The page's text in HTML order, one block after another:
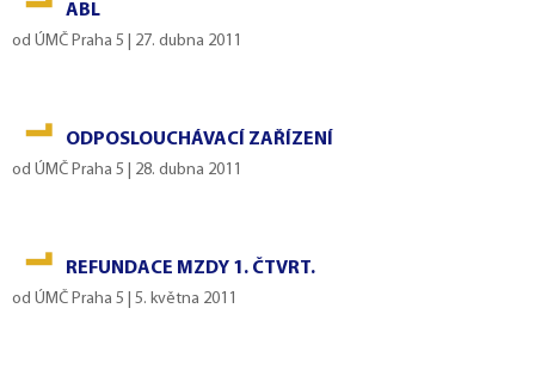
ABL
od ÚMČ Praha 5 27. dubna 2011
ODPOSLOUCHÁVACÍ ZAŘÍZENÍ
od ÚMČ Praha 5 28. dubna 2011
REFUNDACE MZDY 1. ČTVRT.
od ÚMČ Praha 5 5. května 2011